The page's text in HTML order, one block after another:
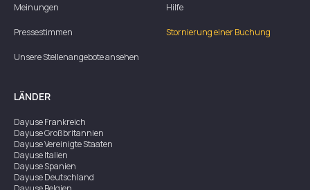
Meinungen
Pressestimmen
Unsere Stellenangebote ansehen
Hilfe
Stornierung einer Buchung
LÄNDER
DayuseFrankreich
DayuseGroßbritannien
DayuseVereinigte Staaten
DayuseItalien
DayuseSpanien
DayuseDeutschland